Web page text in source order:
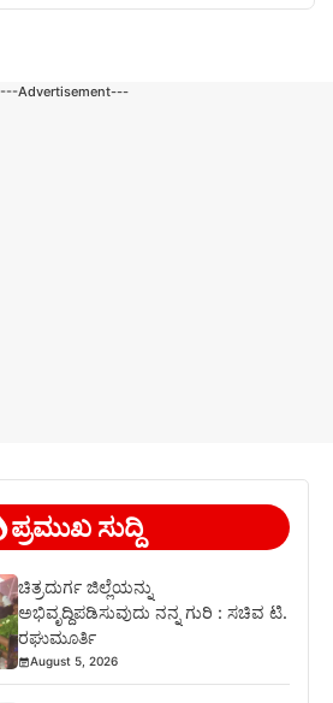
---Advertisement---
ಪ್ರಮುಖ ಸುದ್ದಿ
ಚಿತ್ರದುರ್ಗ ಜಿಲ್ಲೆಯನ್ನು
ಅಭಿವೃದ್ದಿಪಡಿಸುವುದು ನನ್ನ ಗುರಿ : ಸಚಿವ ಟಿ.
ರಘುಮೂರ್ತಿ
August 5, 2026